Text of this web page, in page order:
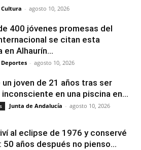
Cultura - agosto 10, 2026
400 jóvenes promesas del
se citan esta
en Alhaurín...
Deportes - agosto 10, 2026
un joven de 21 años tras ser
inconsciente en una piscina en...
Junta de Andalucía - agosto 10, 2026
al eclipse de 1976 y conservé
50 años después no pienso...